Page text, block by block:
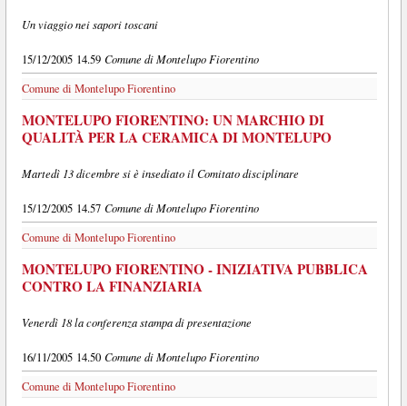
Un viaggio nei sapori toscani
15/12/2005 14.59 Comune di Montelupo Fiorentino
Comune di Montelupo Fiorentino
MONTELUPO FIORENTINO: UN MARCHIO DI
QUALITÀ PER LA CERAMICA DI MONTELUPO
Martedì 13 dicembre si è insediato il Comitato disciplinare
15/12/2005 14.57 Comune di Montelupo Fiorentino
Comune di Montelupo Fiorentino
MONTELUPO FIORENTINO - INIZIATIVA PUBBLICA
CONTRO LA FINANZIARIA
Venerdì 18 la conferenza stampa di presentazione
16/11/2005 14.50 Comune di Montelupo Fiorentino
Comune di Montelupo Fiorentino